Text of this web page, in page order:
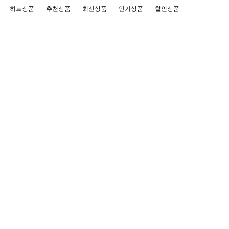
히트상품 추천상품 최신상품 인기상품 할인상품